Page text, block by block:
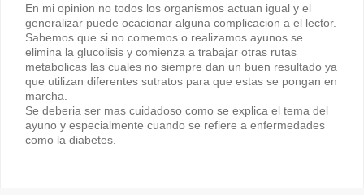
En mi opinion no todos los organismos actuan igual y el
generalizar puede ocacionar alguna complicacion a el lector.
Sabemos que si no comemos o realizamos ayunos se
elimina la glucolisis y comienza a trabajar otras rutas
metabolicas las cuales no siempre dan un buen resultado ya
que utilizan diferentes sutratos para que estas se pongan en
marcha.
Se deberia ser mas cuidadoso como se explica el tema del
ayuno y especialmente cuando se refiere a enfermedades
como la diabetes.